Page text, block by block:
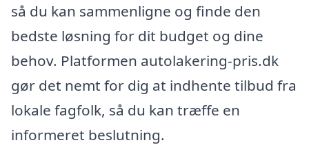
så du kan sammenligne og finde den
bedste løsning for dit budget og dine
behov. Platformen autolakering-pris.dk
gør det nemt for dig at indhente tilbud fra
lokale fagfolk, så du kan træffe en
informeret beslutning.